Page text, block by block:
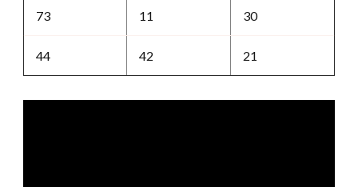
73 11 30
44 42 21